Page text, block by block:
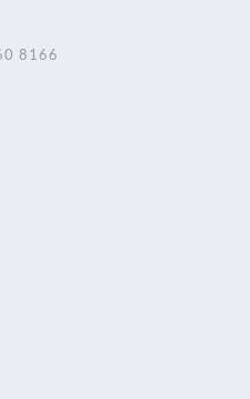
8166